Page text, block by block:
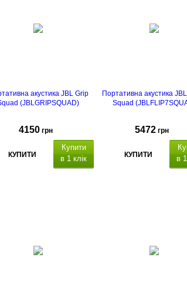
акустика JBL Grip
(JBLGRIPSQUAD)
4150 грн
КУПИТИ
Купити
в 1 клік
Портативна акустика
Squad
5472 грн
КУПИТИ
в